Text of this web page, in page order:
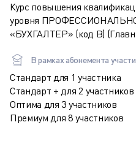
Курс повышения
уровня
«БУХГАЛТЕР» (код В)
В рамках абонемента
Стандарт для 1 участника
Стандарт + для 2 участников
Оптима для 3 участников
Премиум для 8 участников